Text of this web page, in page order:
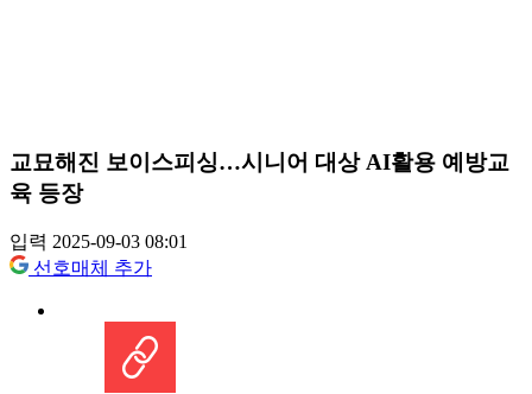
교묘해진 보이스피싱…시니어 대상 AI활용 예방교
육 등장
입력 2025-09-03 08:01
선호매체 추가